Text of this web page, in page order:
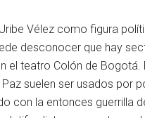
Vélez como figura
desconocer que hay
el teatro Colón de
suelen ser usados por
con la entonces guerrilla